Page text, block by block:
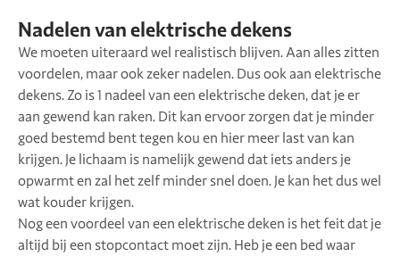
Nadelen van elektrische dekens
We moeten uiteraard wel realistisch blijven. Aan alles zitten
voordelen, maar ook zeker nadelen. Dus ook aan elektrische
dekens. Zo is 1 nadeel van een elektrische deken, dat je er
aan gewend kan raken. Dit kan ervoor zorgen dat je minder
goed bestemd bent tegen kou en hier meer last van kan
krijgen. Je lichaam is namelijk gewend dat iets anders je
opwarmt en zal het zelf minder snel doen. Je kan het dus wel
wat kouder krijgen.
Nog een voordeel van een elektrische deken is het feit dat je
altijd bij een stopcontact moet zijn. Heb je een bed waar